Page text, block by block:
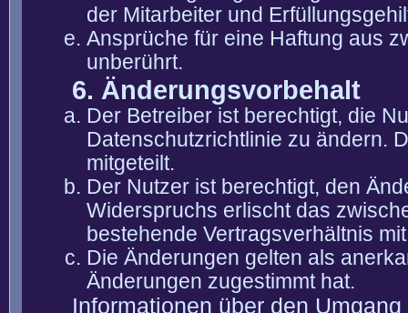
der Mitarbeiter und
Ansprüche für eine Haftung aus
unberührt.
6. Änderungsvorbehalt
Der Betreiber ist berechtigt, die
Datenschutzrichtlinie zu ändern.
mitgeteilt.
Der Nutzer ist berechtigt, den
Widerspruchs erlischt das
bestehende Vertragsverhältnis
Die Änderungen gelten als
Änderungen zugestimmt hat.
Informationen über den